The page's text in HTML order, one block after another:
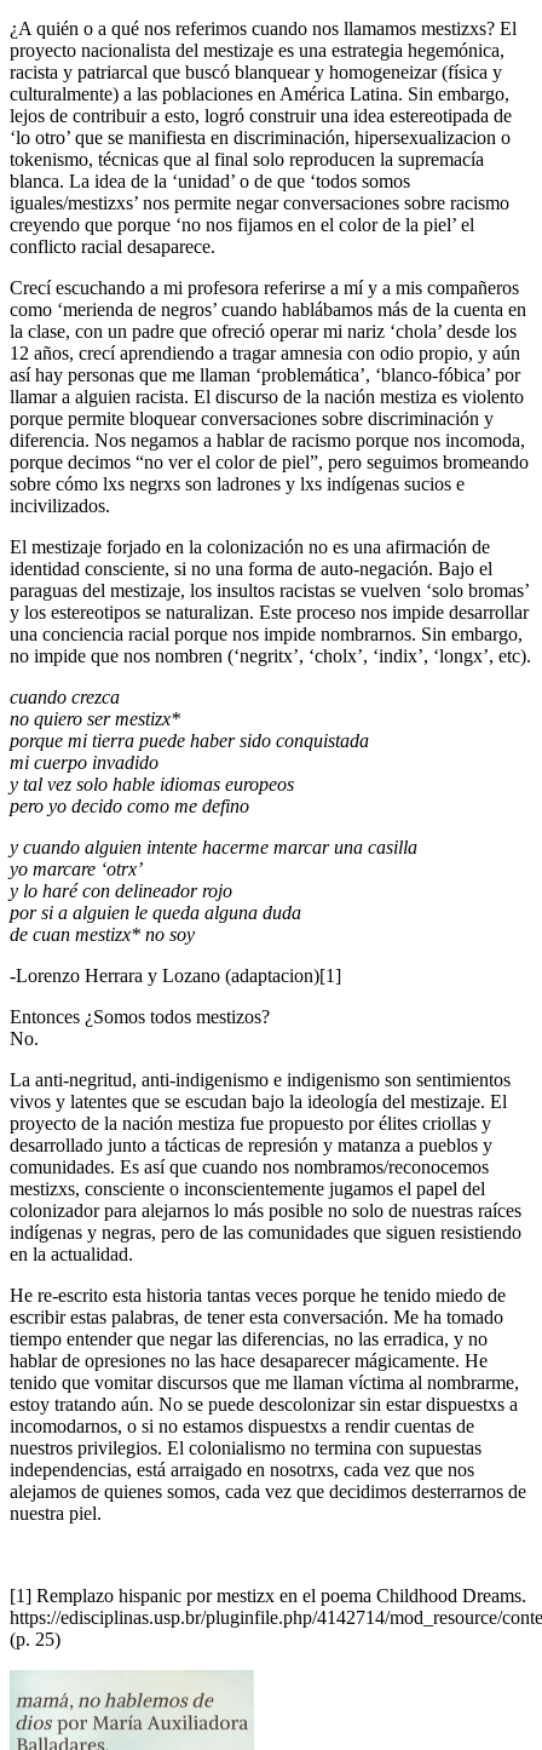
¿A quién o a qué nos referimos cuando nos llamamos mestizxs? El
proyecto nacionalista del mestizaje es una estrategia hegemónica,
racista y patriarcal que buscó blanquear y homogeneizar (física y
culturalmente) a las poblaciones en América Latina. Sin embargo,
lejos de contribuir a esto, logró construir una idea estereotipada de
‘lo otro’ que se manifiesta en discriminación, hipersexualizacion o
tokenismo, técnicas que al final solo reproducen la supremacía
blanca. La idea de la ‘unidad’ o de que ‘todos somos
iguales/mestizxs’ nos permite negar conversaciones sobre racismo
creyendo que porque ‘no nos fijamos en el color de la piel’ el
conflicto racial desaparece.
Crecí escuchando a mi profesora referirse a mí y a mis compañeros
como ‘merienda de negros’ cuando hablábamos más de la cuenta en
la clase, con un padre que ofreció operar mi nariz ‘chola’ desde los
12 años, crecí aprendiendo a tragar amnesia con odio propio, y aún
así hay personas que me llaman ‘problemática’, ‘blanco-fóbica’ por
llamar a alguien racista. El discurso de la nación mestiza es violento
porque permite bloquear conversaciones sobre discriminación y
diferencia. Nos negamos a hablar de racismo porque nos incomoda,
porque decimos “no ver el color de piel”, pero seguimos bromeando
sobre cómo lxs negrxs son ladrones y lxs indígenas sucios e
incivilizados.
El mestizaje forjado en la colonización no es una afirmación de
identidad consciente, si no una forma de auto-negación. Bajo el
paraguas del mestizaje, los insultos racistas se vuelven ‘solo bromas’
y los estereotipos se naturalizan. Este proceso nos impide desarrollar
una conciencia racial porque nos impide nombrarnos. Sin embargo,
no impide que nos nombren (‘negritx’, ‘cholx’, ‘indix’, ‘longx’, etc).
cuando crezca
no quiero ser mestizx*
porque mi tierra puede haber sido conquistada
mi cuerpo invadido
y tal vez solo hable idiomas europeos
pero yo decido como me defino
y cuando alguien intente hacerme marcar una casilla
yo marcare ‘otrx’
y lo haré con delineador rojo
por si a alguien le queda alguna duda
de cuan mestizx* no soy
-Lorenzo Herrara y Lozano (adaptacion)[1]
Entonces ¿Somos todos mestizos?
No.
La anti-negritud, anti-indigenismo e indigenismo son sentimientos
vivos y latentes que se escudan bajo la ideología del mestizaje. El
proyecto de la nación mestiza fue propuesto por élites criollas y
desarrollado junto a tácticas de represión y matanza a pueblos y
comunidades. Es así que cuando nos nombramos/reconocemos
mestizxs, consciente o inconscientemente jugamos el papel del
colonizador para alejarnos lo más posible no solo de nuestras raíces
indígenas y negras, pero de las comunidades que siguen resistiendo
en la actualidad.
He re-escrito esta historia tantas veces porque he tenido miedo de
escribir estas palabras, de tener esta conversación. Me ha tomado
tiempo entender que negar las diferencias, no las erradica, y no
hablar de opresiones no las hace desaparecer mágicamente. He
tenido que vomitar discursos que me llaman víctima al nombrarme,
estoy tratando aún. No se puede descolonizar sin estar dispuestxs a
incomodarnos, o si no estamos dispuestxs a rendir cuentas de
nuestros privilegios. El colonialismo no termina con supuestas
independencias, está arraigado en nosotrxs, cada vez que nos
alejamos de quienes somos, cada vez que decidimos desterrarnos de
nuestra piel.
[1] Remplazo hispanic por mestizx en el poema Childhood Dreams.
https://edisciplinas.usp.br/pluginfile.php/4142714/mod_resource/
(p. 25)